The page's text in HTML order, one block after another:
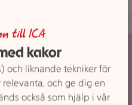
erbjudanden och
till ICA
kakor
och liknande tekniker för
och ge dig en
också som hjälp i vår